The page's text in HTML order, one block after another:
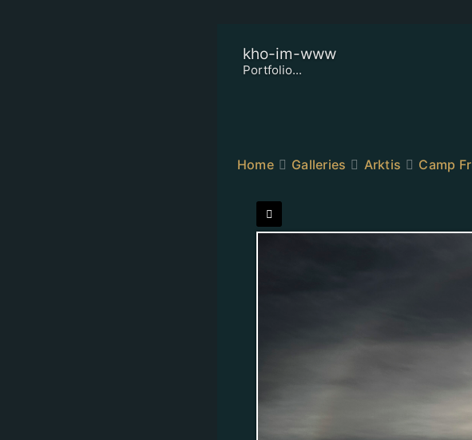
kho-im-www
Portfolio...
Home Galleries Arktis Camp